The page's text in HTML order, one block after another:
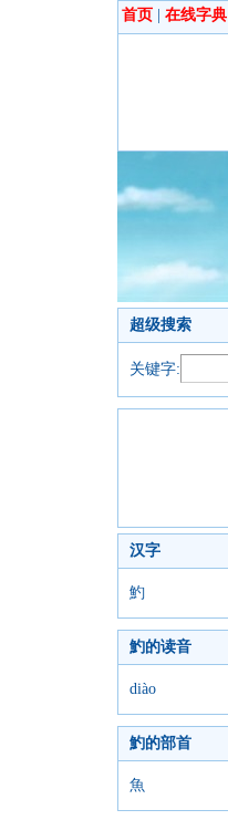
首页 在线字典
超级搜索
关键字:
汉字
魡
魡的读音
diào
魡的部首
魚